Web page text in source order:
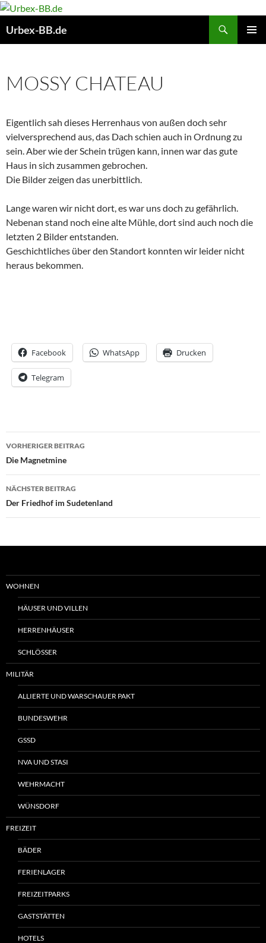
Urbex-BB.de
MOSSY CHATEAU
Eigentlich sah dieses Herrenhaus von außen doch sehr
vielversprechend aus, das Dach schien auch in Ordnung zu
sein. Aber wie der Schein trügen kann, innen war das gute
Haus in sich zusammen gebrochen.
Die Bilder zeigen das unerbittlich.
Lange waren wir nicht dort, es war uns doch zu gefährlich.
Nebenan stand noch eine alte Mühle, dort sind auch noch die
letzten 2 Bilder entstanden.
Geschichtliches über den Standort konnten wir leider nicht
heraus bekommen.
Facebook WhatsApp Drucken
Telegram
Beitrags-
Navigation
VORHERIGER BEITRAG
Die Magnetmine
NÄCHSTER BEITRAG
Der Friedhof im Sudetenland
WOHNEN
HÄUSER UND VILLEN
HERRENHÄUSER
SCHLÖSSER
MILITÄR
ALLIERTE UND WARSCHAUER PAKT
BUNDESWEHR
GSSD
NVA UND STASI
WEHRMACHT
WÜNSDORF
FREIZEIT
BÄDER
FERIENLAGER
FREIZEITPARKS
GASTSTÄTTEN
HOTELS